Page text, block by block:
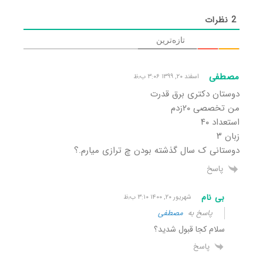
2نظرات
تازه‌ترین
مصطفی اسفند ۲۰, ۱۳۹۹ ۳:۰۶ ب٫ظ
دوستان دکتری برق قدرت
من تخصصی ۲۰زدم
استعداد ۴۰
زبان ۳
دوستانی ک سال گذشته بودن چ ترازی میارم.؟
پاسخ
بی نام شهریور ۲۰, ۱۴۰۰ ۳:۱۰ ب٫ظ
پاسخ به مصطفی
سلام کجا قبول شدید؟
پاسخ